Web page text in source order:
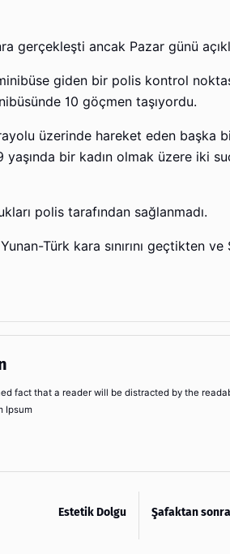
gerçekleşti ancak Pazar günü
giden bir polis kontrol
10 göçmen taşıyordu.
üzerinde hareket eden başka
bir kadın olmak üzere iki
polis tarafından sağlanmadı.
Türk kara sınırını geçtikten
fact that a reader will be distracted by the
Ipsum
Estetik Dolgu Şafaktan sonra